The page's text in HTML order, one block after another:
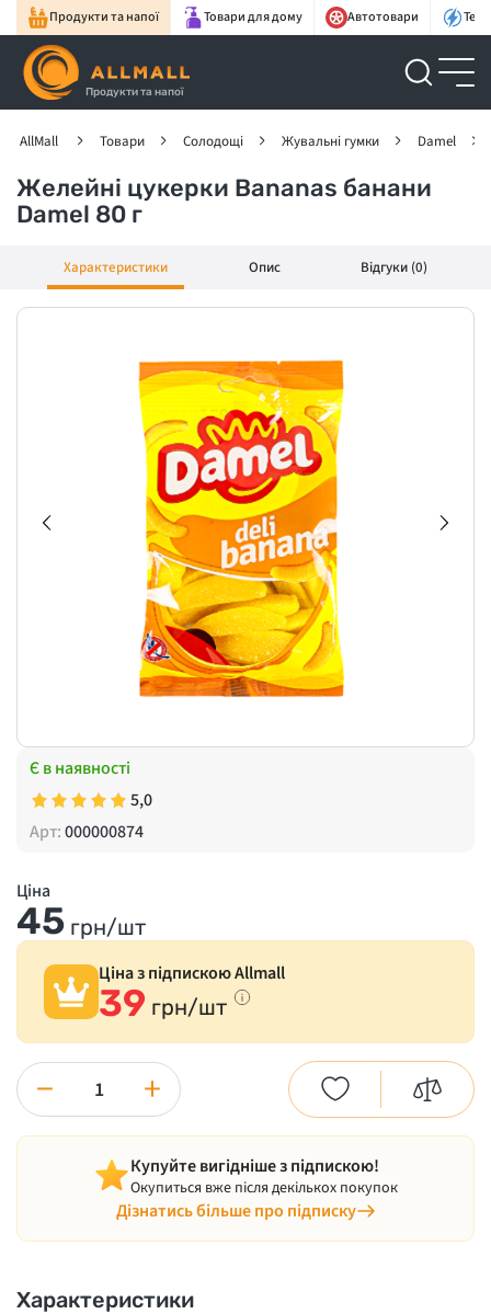
Продукти та напої Товари для дому Автотовари
Продукти та напої
AllMall Товари Солодощі Жувальні гумки Damel
Желейні цукерки Bananas банани
Damel 80 г
Характеристики Опис Відгуки (0)
Є в наявності
5,0
Арт:000000874
Ціна
45 грн/шт
Ціна з підпискою Allmall
39 грн/шт
− +
Купуйте вигідніше з підпискою!
Окупиться вже після декількох покупок
Дізнатись більше про підписку
Характеристики